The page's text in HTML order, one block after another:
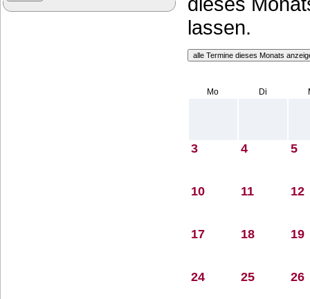
lassen.
Mo Di
3 4 5
10 11 12
17 18 19
24 25 26